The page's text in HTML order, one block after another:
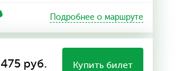
Подробнее о маршруте
475 руб. Купить билет